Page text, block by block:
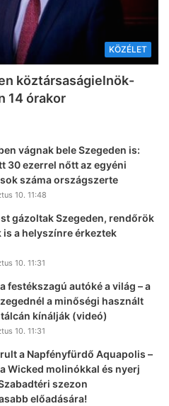
KÖZÉLET
köztársaságielnök-
14 órakor
vágnak bele Szegeden is:
30 ezerrel nőtt az egyéni
száma országszerte
10. 11:48
gázoltak Szegeden, rendőrök
is a helyszínre érkeztek
10. 11:31
festékszagú autóké a világ – a
a minőségi használt
kínálják (videó)
10. 11:31
a Napfényfürdő Aquapolis –
Wicked molinókkal és nyerj
szezon
előadására!